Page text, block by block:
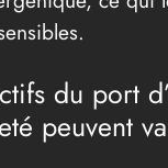
du port
peuvent